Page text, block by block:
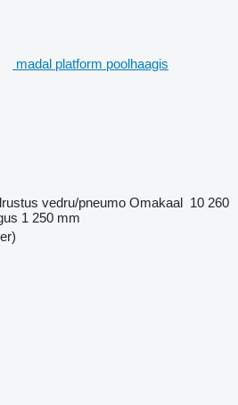
madal platform poolhaagis
vedru/pneumo Omakaal 10 260
1 250 mm